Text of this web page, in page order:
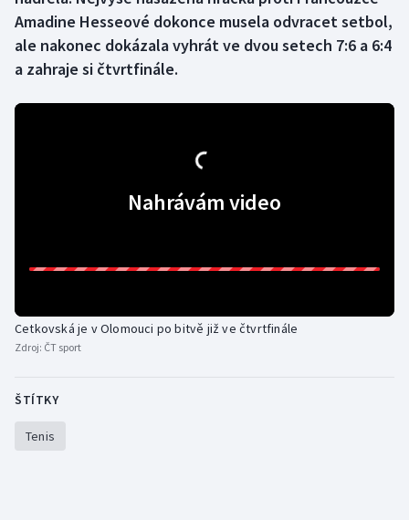
Curling
Dostihy
Jezdectví
Amadine Hesseové dokonce musela odvracet setbol,
ale nakonec dokázala vyhrát ve dvou setech 7:6 a 6:4
a zahraje si čtvrtfinále.
Nahrávám video
Cetkovská je v Olomouci po bitvě již ve čtvrtfinále
Zdroj: ČT sport
ŠTÍTKY
Tenis